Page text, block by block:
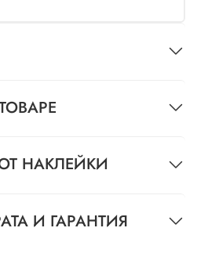
НАКЛЕЙКИ
И ГАРАНТИЯ